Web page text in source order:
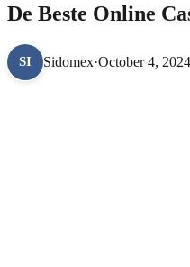
De Beste Online
SI Sidomex·October 4, 2024